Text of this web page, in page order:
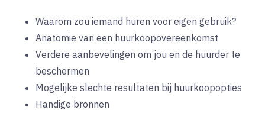
Waarom zou iemand huren voor eigen gebruik?
Anatomie van een huurkoopovereenkomst
Verdere aanbevelingen om jou en de huurder te
beschermen
Mogelijke slechte resultaten bij huurkoopopties
Handige bronnen